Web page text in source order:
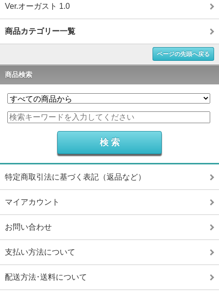
Ver.オーガスト 1.0
商品カテゴリー一覧
ページの先頭へ戻る
商品検索
特定商取引法に基づく表記（返品など）
マイアカウント
お問い合わせ
支払い方法について
配送方法･送料について